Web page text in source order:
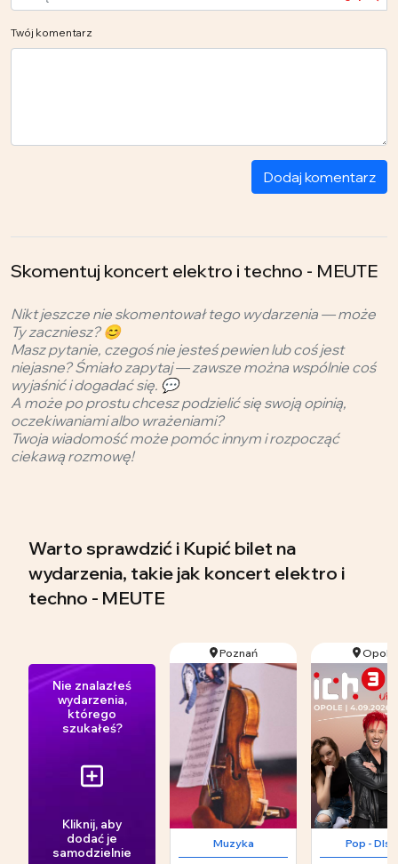
Twój komentarz
Dodaj komentarz
Skomentuj koncert elektro i techno - MEUTE
Nikt jeszcze nie skomentował tego wydarzenia — może
Ty zaczniesz? 😊
Masz pytanie, czegoś nie jesteś pewien lub coś jest
niejasne? Śmiało zapytaj — zawsze można wspólnie coś
wyjaśnić i dogadać się. 💬
A może po prostu chcesz podzielić się swoją opinią,
oczekiwaniami albo wrażeniami?
Twoja wiadomość może pomóc innym i rozpocząć
ciekawą rozmowę!
Warto sprawdzić i Kupić bilet na
wydarzenia, takie jak koncert elektro i
techno - MEUTE
Nie znalazłeś
wydarzenia,
którego
szukałeś?
Kliknij, aby
dodać je
samodzielnie
Poznań
Muzyka
Opole
Pop -